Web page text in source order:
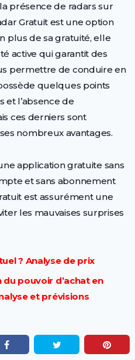
présence de radars sur
Gratuit est une option
plus de sa gratuité, elle
active qui garantit des
permettre de conduire en
quelques points
et l’absence de
ces derniers sont
nombreux avantages.
application gratuite sans
et sans abonnement
est assurément une
les mauvaises surprises
? Analyse de prix
pouvoir d’achat en
et prévisions